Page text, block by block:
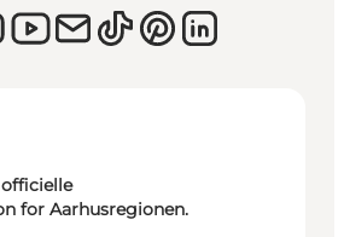
for Aarhusregionen.